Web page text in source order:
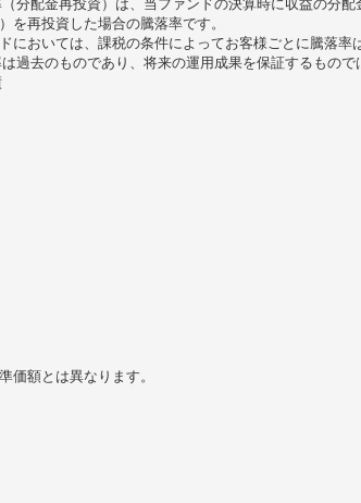
分配金再投資）は、当ファンドの決算時に収益の分配
を再投資した場合の騰落率です。
においては、課税の条件によってお客様ごとに騰落率
過去のものであり、将来の運用成果を保証するもので
価額とは異なります。